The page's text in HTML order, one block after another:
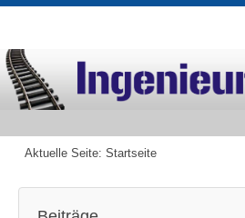
Aktuelle Seite: Startseite